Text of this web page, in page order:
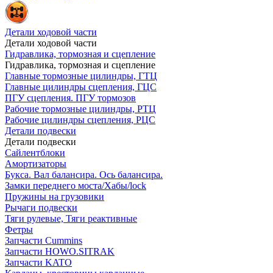
Детали ходовой части
Детали ходовой части
Гидравлика, тормозная и сцепление
Гидравлика, тормозная и сцепление
Главные тормозные цилиндры, ГТЦ
Главные цилиндры сцепления, ГЦС
ПГУ сцепления. ПГУ тормозов
Рабочие тормозные цилиндры, РТЦ
Рабочие цилиндры сцепления, РЦС
Детали подвески
Детали подвески
Cайлентблоки
Амортизаторы
Букса. Вал балансира. Ось балансира.
Замки переднего моста/Хабы/lock
Пружины на грузовики
Рычаги подвески
Тяги рулевые, Тяги реактивные
Фетры
Запчасти Cummins
Запчасти HOWO.SITRAK
Запчасти KATO